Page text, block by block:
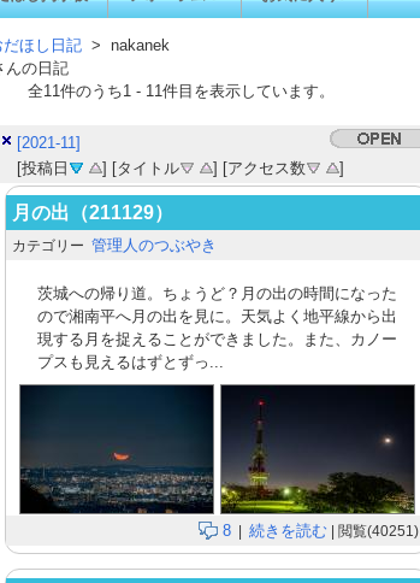
だほし日記 > nakanek
んの日記
全11件のうち1- 11件目を表示しています。
[2021-11]
[投稿日
] [タイトル ] [アクセス数 ]
月の出（211129）
カテゴリー 管理人のつぶやき
茨城への帰り道。ちょうど？月の出の時間になった
ので湘南平へ月の出を見に。天気よく地平線から出
現する月を捉えることができました。また、カノー
プスも見えるはずとずっ...
8 | 続きを読む | 閲覧(40251)